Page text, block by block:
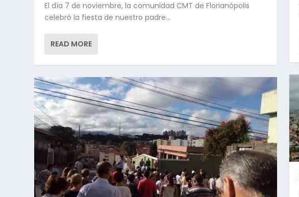
El día 7 de noviembre, la comunidad CMT de Florianópolis
celebró la fiesta de nuestro padre...
READ MORE